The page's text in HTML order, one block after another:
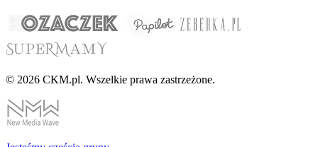
© 2026 CKM.pl. Wszelkie prawa zastrzeżone.